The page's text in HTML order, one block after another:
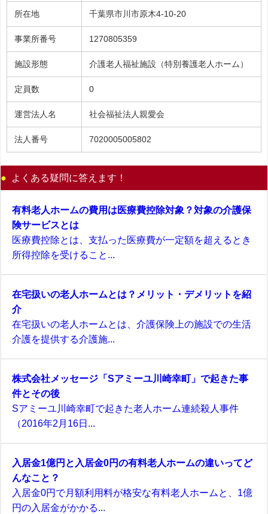
所在地 千葉県市川市原木4-10-20
事業所番号 1270805359
施設形態 介護老人福祉施設（特別養護老人ホーム）
定員数 0
運営法人名 社会福祉法人親愛会
法人番号 7020005005802
よくある疑問に答えます！
有料老人ホームの費用は医療費控除対象？対象の介護保
険サービスとは
医療費控除とは、支払った医療費が一定額を超えるとき
所得控除を受けること...
在宅扱いの老人ホームとは？メリット・デメリットを紹
介
在宅扱いの老人ホームとは、介護保険上の施設での生活
介護を提供する介護施...
株式会社メッセージ「Sアミーユ川崎幸町」で起きた事
件とその後
Sアミーユ川崎幸町で起きた老人ホーム連続殺人事件
（2016年2月16日...
入居金1億円と入居金0円の有料老人ホームの違いってど
んなこと？
入居金0円で月額利用料が格安な有料老人ホームと、1億
円の入居金がかかる...